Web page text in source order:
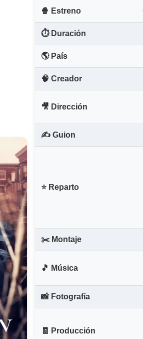
🍿 Estreno
⏱️ Duración
🌎 País
🧠 Creador
🎥 Dirección
✍️ Guion
⭐ Reparto
✂️ Montaje
🎵 Música
📸 Fotografía
🧾 Producción